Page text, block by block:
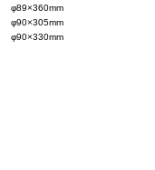
φ89×360mm
φ90×305mm
φ90×330mm